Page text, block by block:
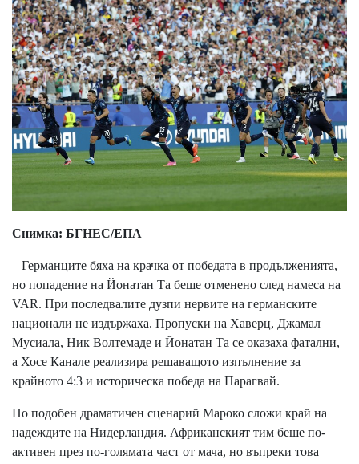
Снимка: БГНЕС/ЕПА
Германците бяха на крачка от победата в продълженията,
но попадение на Йонатан Та беше отменено след намеса на
VAR. При последвалите дузпи нервите на германските
национали не издържаха. Пропуски на Хаверц, Джамал
Мусиала, Ник Волтемаде и Йонатан Та се оказаха фатални,
а Хосе Канале реализира решаващото изпълнение за
крайното 4:3 и историческа победа на Парагвай.
По подобен драматичен сценарий Мароко сложи край на
надеждите на Нидерландия. Африканският тим беше по-
активен през по-голямата част от мача, но въпреки това